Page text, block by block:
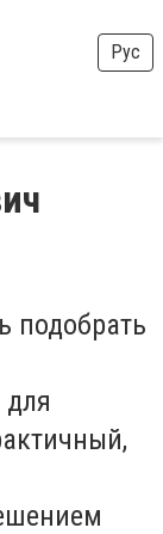
Рус
подобрать